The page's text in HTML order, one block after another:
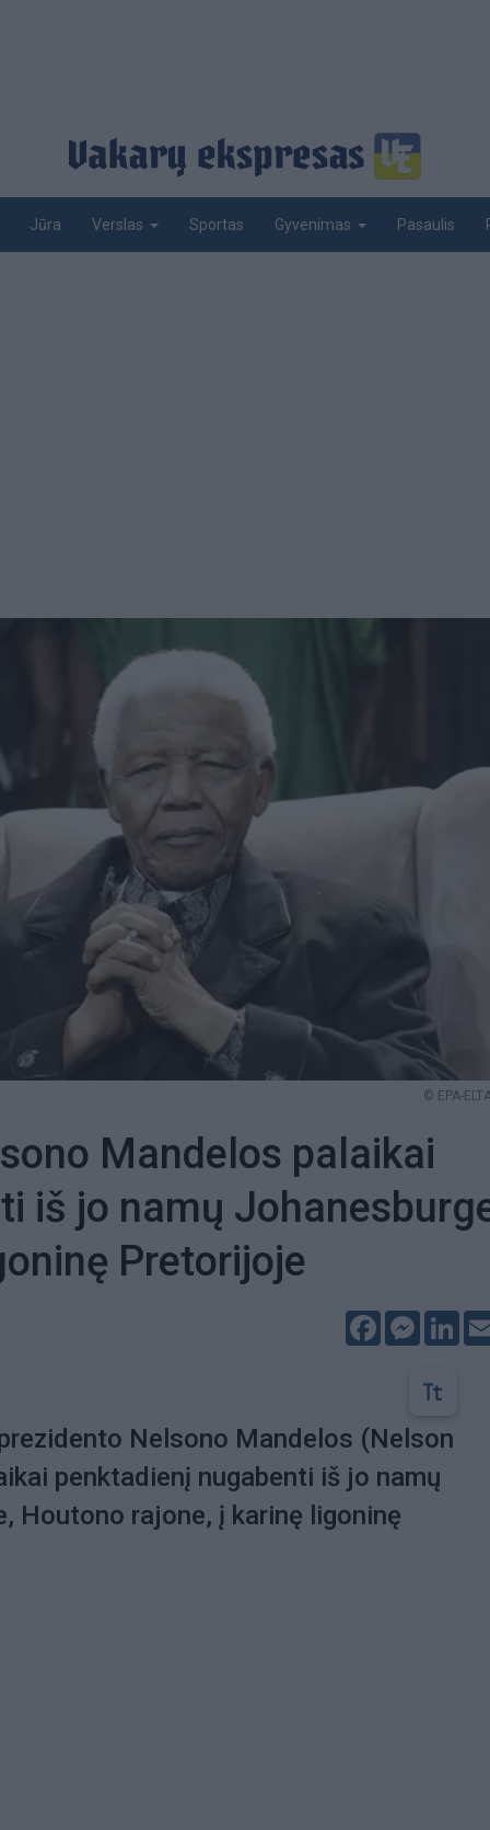
Jūra Verslas Sportas Gyvenimas Pasaulis
© EPA-
Mandelos palaikai
iš jo namų
Pretorijoje
Facebook
Nelsono Mandelos (Nelson
penktadienį nugabenti iš jo namų
Houtono rajone, į karinę ligoninę